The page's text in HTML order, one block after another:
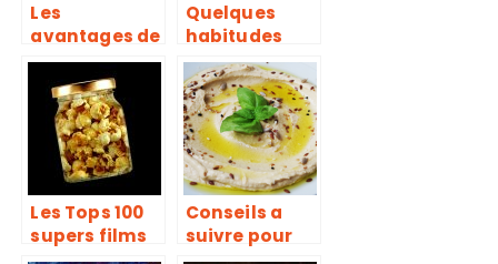
Les
avantages de
reprendre vos
études à l’âge
adulte
Quelques
habitudes
étrangères
extraordinair
es
Les Tops 100
supers films
francais
Conseils a
suivre pour
faire du